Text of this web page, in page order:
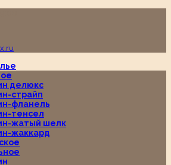
делюкс
страйп
фланель
тенсел
жатый шелк
жаккард